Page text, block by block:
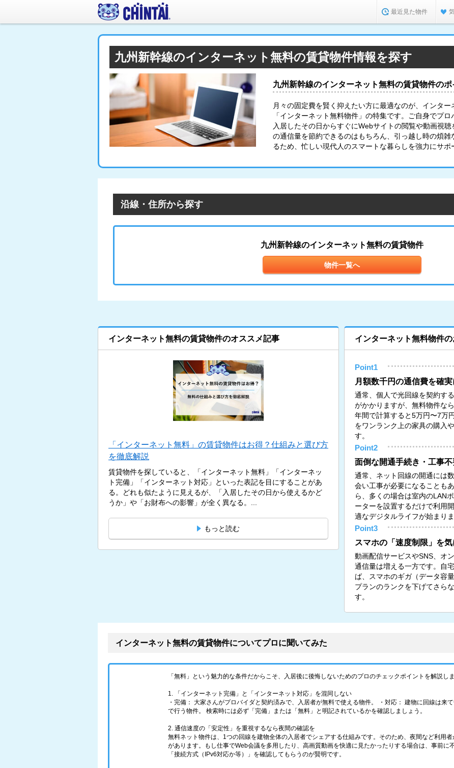
最近見た物件
九州新幹線のインターネット無料の賃貸物件情報を探す
九州新幹線のインターネット無料の賃貸物件のポ
月々の固定費を賢く抑えたい方に最適なのが、インタ
「インターネット無料物件」の特集です。ご自身でプロ
入居したその日からすぐにWebサイトの閲覧や動画視
の通信量を節約できるのはもちろん、引っ越し時の煩
るため、忙しい現代人のスマートな暮らしを強力にサポ
沿線・住所から探す
九州新幹線のインターネット無料の賃貸物件
物件一覧へ
インターネット無料の賃貸物件のオススメ記事
「インターネット無料」の賃貸物件はお得？仕組みと選び方
を徹底解説
賃貸物件を探していると、「インターネット無料」「インターネッ
ト完備」「インターネット対応」といった表記を目にすることがあ
る。どれも似たように見えるが、「入居したその日から使えるかど
うか」や「お財布への影響」が全く異なる。...
もっと読む
インターネット無料物件
Point1
月額数千円の通信費を確
通常、個人で光回線を契約す
がかかりますが、無料物件な
年間で計算すると5万円〜7万
をワンランク上の家具の購入
す。
Point2
面倒な開通手続き・工事
通常、ネット回線の開通には
会い工事が必要になることも
ら、多くの場合は室内のLAN
ーターを設置するだけで利用
適なデジタルライフが始まりま
Point3
スマホの「速度制限」を
動画配信サービスやSNS、オ
通信量は増える一方です。自
ば、スマホのギガ（データ容
プランのランクを下げてさら
す。
インターネット無料の賃貸物件についてプロに聞いてみた
「無料」という魅力的な条件だからこそ、入居後に後悔しないためのプロのチェックポイントを解説しま
1. 「インターネット完備」と「インターネット対応」を混同しない
・完備： 大家さんがプロバイダと契約済みで、入居者が無料で使える物件。 ・対応： 建物に回線は来
で行う物件。 検索時には必ず「完備」または「無料」と明記されているかを確認しましょう。
2. 通信速度の「安定性」を重視するなら夜間の確認を
無料ネット物件は、1つの回線を建物全体の入居者でシェアする仕組みです。そのため、夜間など利用
があります。もし仕事でWeb会議を多用したり、高画質動画を快適に見たかったりする場合は、事前に
「接続方式（IPv6対応か等）」を確認してもらうのが賢明です。